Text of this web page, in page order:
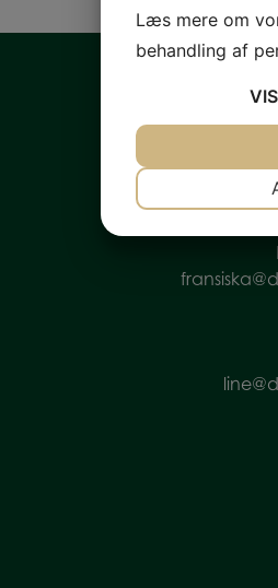
Læs mere om
behandling af
VIS